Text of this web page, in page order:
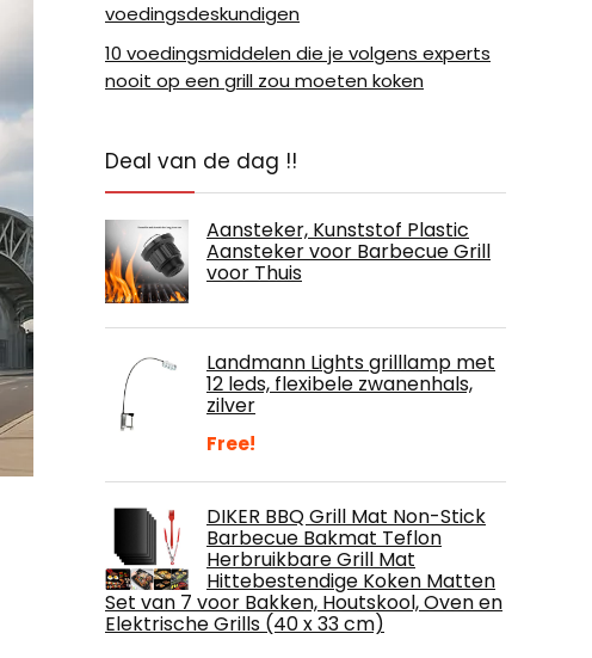
voedingsdeskundigen
10 voedingsmiddelen die je volgens experts
nooit op een grill zou moeten koken
Deal van de dag !!
Aansteker, Kunststof Plastic
Aansteker voor Barbecue Grill
voor Thuis
Landmann Lights grilllamp met
12 leds, flexibele zwanenhals,
zilver
Free!
DIKER BBQ Grill Mat Non-Stick
Barbecue Bakmat Teflon
Herbruikbare Grill Mat
Hittebestendige Koken Matten
Set van 7 voor Bakken, Houtskool, Oven en
Elektrische Grills (40 x 33 cm)